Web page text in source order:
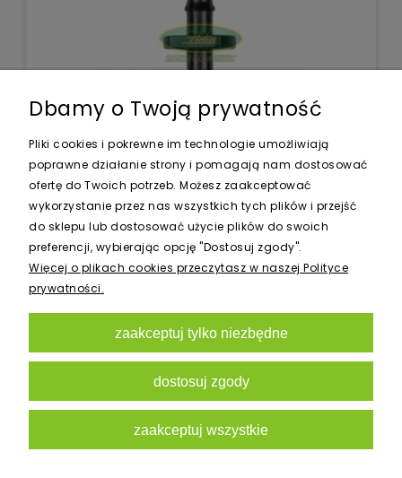
WKŁUWKA 5x5mm
0,15 zł
do koszyka
Dbamy o Twoją prywatność
Pliki cookies i pokrewne im technologie umożliwiają
poprawne działanie strony i pomagają nam dostosować
ofertę do Twoich potrzeb. Możesz zaakceptować
wykorzystanie przez nas wszystkich tych plików i przejść
do sklepu lub dostosować użycie plików do swoich
preferencji, wybierając opcję "Dostosuj zgody".
Więcej o plikach cookies przeczytasz w naszej Polityce
prywatności.
zaakceptuj tylko niezbędne
dostosuj zgody
zaakceptuj wszystkie